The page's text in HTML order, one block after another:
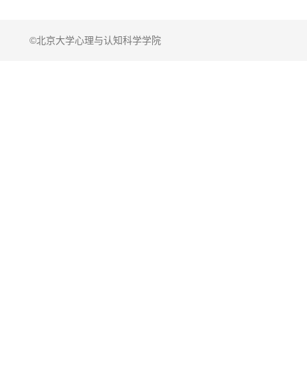
©北京大学心理与认知科学学院